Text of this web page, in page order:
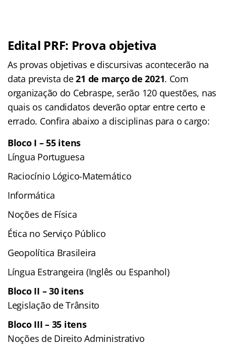
Edital PRF: Prova objetiva
As provas objetivas e discursivas acontecerão na
data prevista de21 de março de 2021. Com
organização do Cebraspe, serão 120 questões, nas
quais os candidatos deverão optar entre certo e
errado. Confira abaixo a disciplinas para o cargo:
Bloco I – 55 itens
Língua Portuguesa
Raciocínio Lógico-Matemático
Informática
Noções de Física
Ética no Serviço Público
Geopolítica Brasileira
Língua Estrangeira (Inglês ou Espanhol)
Bloco II – 30 itens
Legislação de Trânsito
Bloco III – 35 itens
Noções de Direito Administrativo